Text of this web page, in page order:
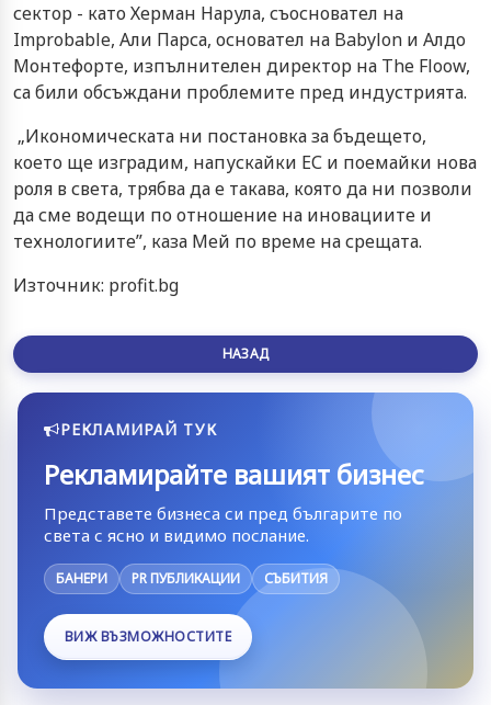
сектор - като Херман Нарула, съосновател на
Improbable, Али Парса, основател на Babylon и Алдо
Монтефорте, изпълнителен директор на The Floow,
са били обсъждани проблемите пред индустрията.
„Икономическата ни постановка за бъдещето,
което ще изградим, напускайки ЕС и поемайки нова
роля в света, трябва да е такава, която да ни позволи
да сме водещи по отношение на иновациите и
технологиите”, каза Мей по време на срещата.
Източник: profit.bg
НАЗАД
РЕКЛАМИРАЙ ТУК
Рекламирайте вашият бизнес
Представете бизнеса си пред българите по
света с ясно и видимо послание.
БАНЕРИ PR ПУБЛИКАЦИИ СЪБИТИЯ
ВИЖ ВЪЗМОЖНОСТИТЕ